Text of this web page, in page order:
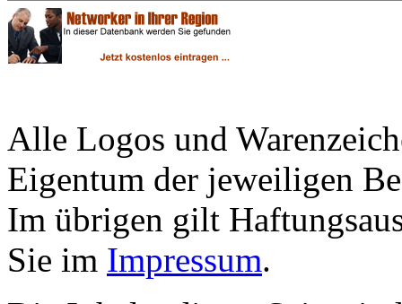
Alle Logos und
Eigentum der jeweiligen
Im übrigen gilt
Sie im Impressum.